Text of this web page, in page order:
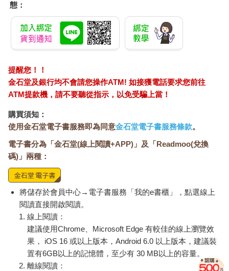
態：
提醒您！！
金石堂及銀行均不會請您操作ATM! 如接獲電話要求您前往
ATM提款機，請不要聽從指示，以免受騙上當！
購買須知：
使用金石堂電子書服務即為同意金石堂電子書服務條款。
電子書分為「金石堂(線上閱讀+APP)」及「Readmoo(兌換
碼)」兩種：
將儲存於會員中心→電子書服務「我的e書櫃」，點選線上
閱讀直接開啟閱讀。
線上閱讀：
建議使用Chrome、Microsoft Edge 有較佳的線上瀏覽效
果， iOS 16 或以上版本，Android 6.0 以上版本，建議裝
置有6GB以上的記憶體，至少有 30 MB以上的容量。
離線閱讀：